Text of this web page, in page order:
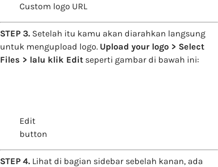
Custom logo URL
STEP 3. Setelah itu kamu akan diarahkan langsung
untuk mengupload logo. Upload your logo > Select
Files > lalu klik Edit seperti gambar di bawah ini:
Edit
button
STEP 4. Lihat di bagian sidebar sebelah kanan, ada